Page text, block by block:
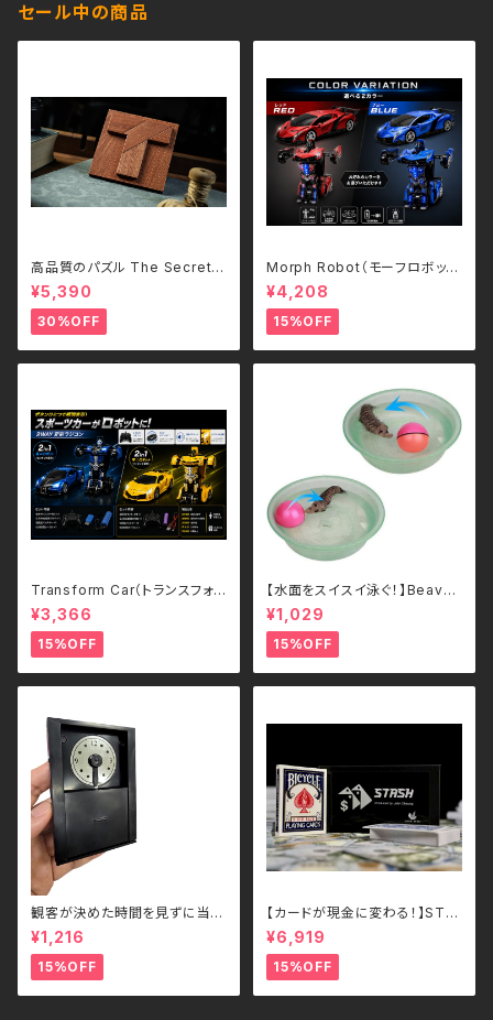
セール中の商品
高品質のパズル The Secret
T/TCC
¥5,390
30%OFF
Morph Robot（モーフロボッ
ト）｜ボタンひとつで瞬間変形！
スポーツカー＆ロボット 2WAY
ラジコン（2.4GHz・USB充電
式）
¥4,208
15%OFF
Transform Car（トランスフォ
ームカー）｜ボタンひとつで瞬間
変形！スポーツカー＆ロボット 2
WAYラジコン（2.4GHz・USB充
電式）
¥3,366
15%OFF
【水面をスイスイ泳ぐ！】Beave
r's Ball 電動ビーバーボール
犬・猫用 ペットトイ
¥1,029
15%OFF
観客が決めた時間を見ずに当て
る - Guess the Time
¥1,216
15%OFF
【カードが現金に変わる！】STA
SH – John Cheung （各色）
¥6,919
15%OFF